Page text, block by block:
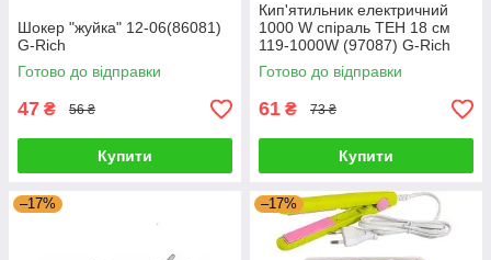
Шокер "жуйка" 12-06(86081)
G-Rich
Готово до відправки
47 ₴ 56 ₴
Купити
Кип'ятильник електричний
1000 W спіраль ТЕН 18 см
119-1000W (97087) G-Rich
Готово до відправки
61 ₴ 73 ₴
Купити
–17% –17%